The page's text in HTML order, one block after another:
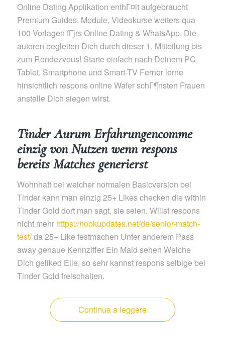
Online Dating Applikation enthГ¤lt aufgebraucht
Premium Guides, Module, Videokurse weiters qua
100 Vorlagen fГјrs Online Dating & WhatsApp. Die
autoren begleiten Dich durch dieser 1. Mitteilung bis
zum Rendezvous! Starte einfach nach Deinem PC,
Tablet, Smartphone und Smart-TV Ferner lerne
hinsichtlich respons online Wafer schГ¶nsten Frauen
anstelle Dich siegen wirst.
Tinder Aurum Erfahrungencomme
einzig von Nutzen wenn respons
bereits Matches generierst
Wohnhaft bei welcher normalen Basicversion bei
Tinder kann man einzig 25+ Likes checken die within
Tinder Gold dort man sagt, sie seien. Willst respons
nicht mehr https://hookupdates.net/de/senior-match-
test/da 25+ Like festmachen Unter anderem Pass
away genaue Kennziffer Ein Maid sehen Welche
Dich geliked Eile, so sehr kannst respons selbige bei
Tinder Gold freischalten.
Continua a leggere